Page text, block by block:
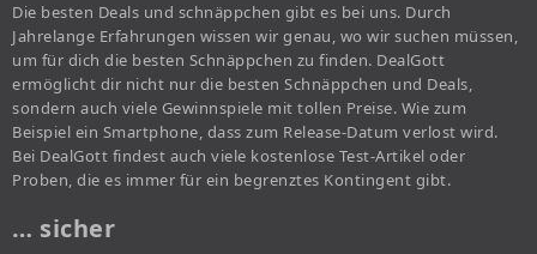
Die besten Deals und schnäppchen gibt es bei uns. Durch
Jahrelange Erfahrungen wissen wir genau, wo wir suchen müssen,
um für dich die besten Schnäppchen zu finden. DealGott
ermöglicht dir nicht nur die besten Schnäppchen und Deals,
sondern auch viele Gewinnspiele mit tollen Preise. Wie zum
Beispiel ein Smartphone, dass zum Release-Datum verlost wird.
Bei DealGott findest auch viele kostenlose Test-Artikel oder
Proben, die es immer für ein begrenztes Kontingent gibt.
… sicher